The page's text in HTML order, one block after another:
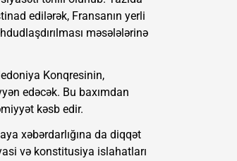
edilərək, Fransanın yerli
məsələlərinə
Konqresinin,
edəcək. Bu baxımdan
kəsb edir.
xəbərdarlığına da diqqət
və konstitusiya islahatları